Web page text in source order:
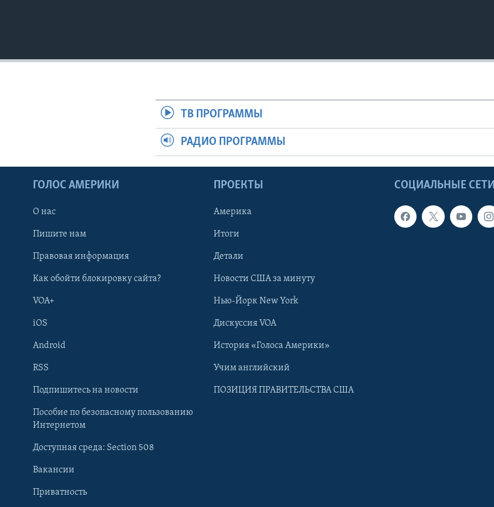
Learning English
Языки
ТВ ПРОГРАММЫ
РАДИО ПРОГРАММЫ
СОЦИАЛЬНЫЕ СЕТИ
ГОЛОС АМЕРИКИ
О нас
Пишите нам
Правовая информация
Как обойти блокировку сайта?
VOA+
iOS
Android
RSS
Подпишитесь на новости
Пособие по безопасному пользованию
Интернетом
Доступная среда: Section 508
Вакансии
Приватность
ПРОЕКТЫ
Америка
Итоги
Детали
Новости США за минуту
Нью-Йорк New York
Дискуссия VOA
История «Голоса Америки»
Учим английский
ПОЗИЦИЯ ПРАВИТЕЛЬСТВА США